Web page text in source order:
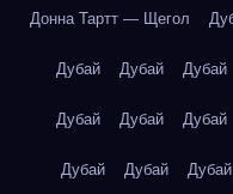
Донна Тартт — Щегол
Дубай Дубай Дубай
Дубай Дубай Дубай
Дубай Дубай Дубай